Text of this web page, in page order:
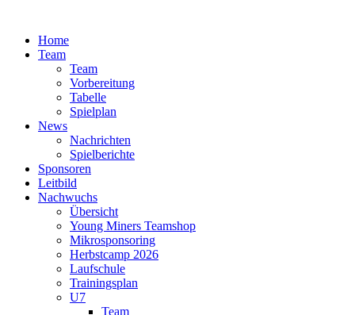
springenHome
Team
Team
Vorbereitung
Tabelle
Spielplan
News
Nachrichten
Spielberichte
Sponsoren
Leitbild
Nachwuchs
Übersicht
Young Miners Teamshop
Mikrosponsoring
Herbstcamp 2026
Laufschule
Trainingsplan
U7
Team